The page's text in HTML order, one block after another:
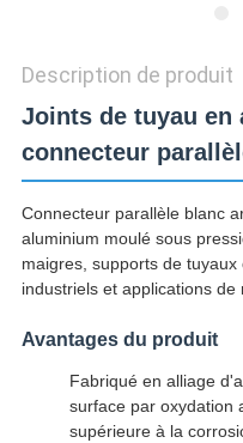
Description de produit
Joints de tuyau en
connecteur
Connecteur parallèle blanc
aluminium moulé sous
maigres, supports de
industriels et applications
Avantages du produit
Fabriqué en alliage
surface par oxydation
supérieure à la